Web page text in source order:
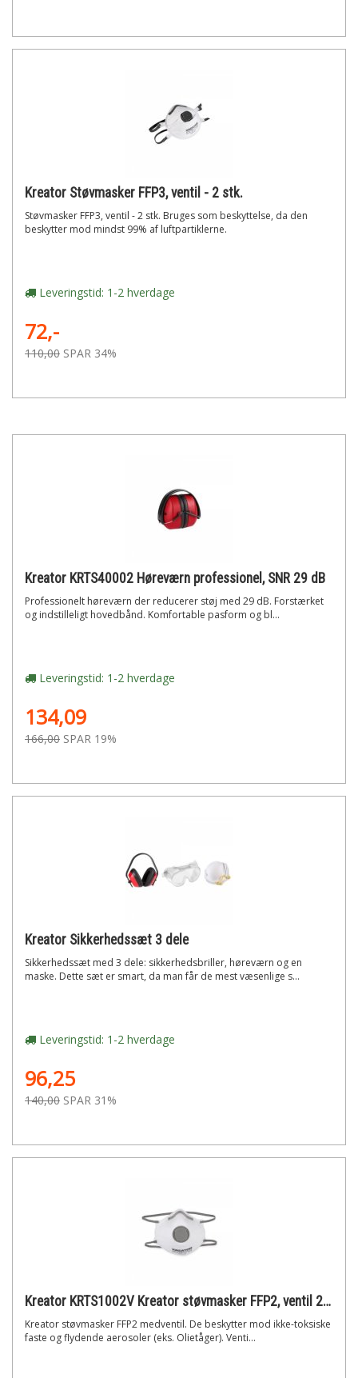
Kreator Støvmasker FFP3, ventil - 2 stk.
Støvmasker FFP3, ventil - 2 stk. Bruges som beskyttelse, da den
beskytter mod mindst 99% af luftpartiklerne.
Leveringstid: 1-2 hverdage
72,-
110,00 SPAR 34%
Kreator KRTS40002 Høreværn professionel, SNR 29 dB
Professionelt høreværn der reducerer støj med 29 dB. Forstærket
og indstilleligt hovedbånd. Komfortable pasform og bl...
Leveringstid: 1-2 hverdage
134,09
166,00 SPAR 19%
Kreator Sikkerhedssæt 3 dele
Sikkerhedssæt med 3 dele: sikkerhedsbriller, høreværn og en
maske. Dette sæt er smart, da man får de mest væsenlige s...
Leveringstid: 1-2 hverdage
96,25
140,00 SPAR 31%
Kreator KRTS1002V Kreator støvmasker FFP2, ventil 2 stk.
Kreator støvmasker FFP2 medventil. De beskytter mod ikke-toksiske
faste og flydende aerosoler (eks. Olietåger). Venti...